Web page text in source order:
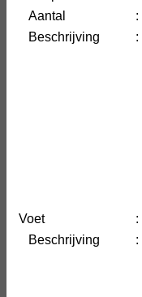
Aantal :
Beschrijving :
Voet :
Beschrijving :